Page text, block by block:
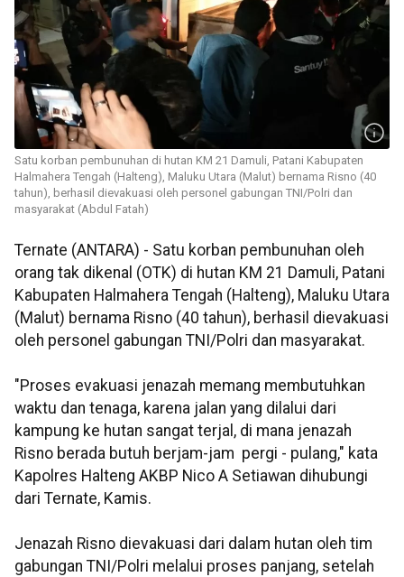
Satu korban pembunuhan di hutan KM 21 Damuli, Patani Kabupaten
Halmahera Tengah (Halteng), Maluku Utara (Malut) bernama Risno (40
tahun), berhasil dievakuasi oleh personel gabungan TNI/Polri dan
masyarakat (Abdul Fatah)
Ternate (ANTARA) - Satu korban pembunuhan oleh
orang tak dikenal (OTK) di hutan KM 21 Damuli, Patani
Kabupaten Halmahera Tengah (Halteng), Maluku Utara
(Malut) bernama Risno (40 tahun), berhasil dievakuasi
oleh personel gabungan TNI/Polri dan masyarakat.
"Proses evakuasi jenazah memang membutuhkan
waktu dan tenaga, karena jalan yang dilalui dari
kampung ke hutan sangat terjal, di mana jenazah
Risno berada butuh berjam-jam pergi - pulang," kata
Kapolres Halteng AKBP Nico A Setiawan dihubungi
dari Ternate, Kamis.
Jenazah Risno dievakuasi dari dalam hutan oleh tim
gabungan TNI/Polri melalui proses panjang, setelah